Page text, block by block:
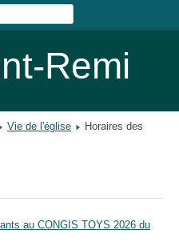
Remi
Vie de l'église
Horaires des
au CONGIS TOYS 2026 du